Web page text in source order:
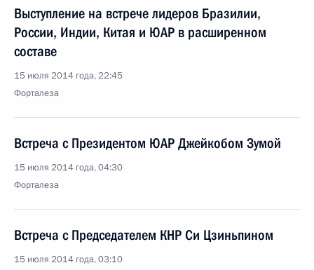
Выступление на встрече лидеров Бразилии,
России, Индии, Китая и ЮАР в расширенном
составе
15 июля 2014 года, 22:45
Форталеза
Встреча с Президентом ЮАР Джейкобом Зумой
15 июля 2014 года, 04:30
Форталеза
Встреча с Председателем КНР Си Цзиньпином
15 июля 2014 года, 03:10